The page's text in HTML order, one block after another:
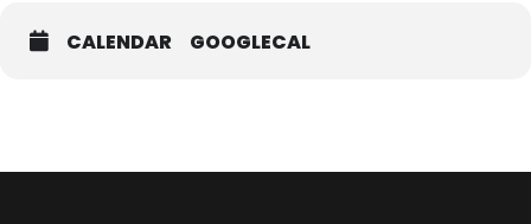
CALENDAR GOOGLECAL